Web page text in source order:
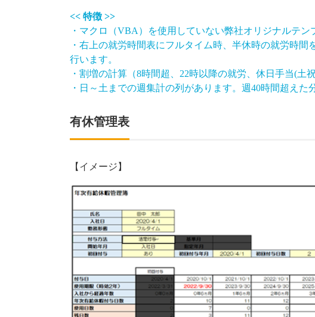
<< 特徴 >>
・マクロ（VBA）を使用していない弊社オリジナルテン
・右上の就労時間表にフルタイム時、半休時の就労時
行います。
・割増の計算（8時間超、22時以降の就労、休日手当(土
・日～土までの週集計の列があります。週40時間超えた
有休管理表
【イメージ】